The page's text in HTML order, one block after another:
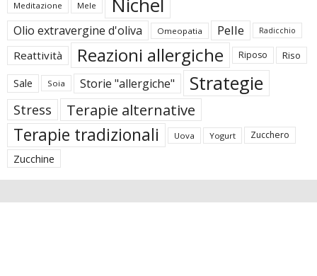
Meditazione Mele
Olio extravergine d'oliva Omeopatia Pelle Radicchio
Reattività Reazioni allergiche Riposo Riso
Sale Soia Storie "allergiche" Strategie
Stress Terapie alternative
Terapie tradizionali Uova Yogurt Zucchero
Zucchine